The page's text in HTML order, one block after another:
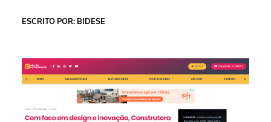
ESCRITO POR: BIDESE